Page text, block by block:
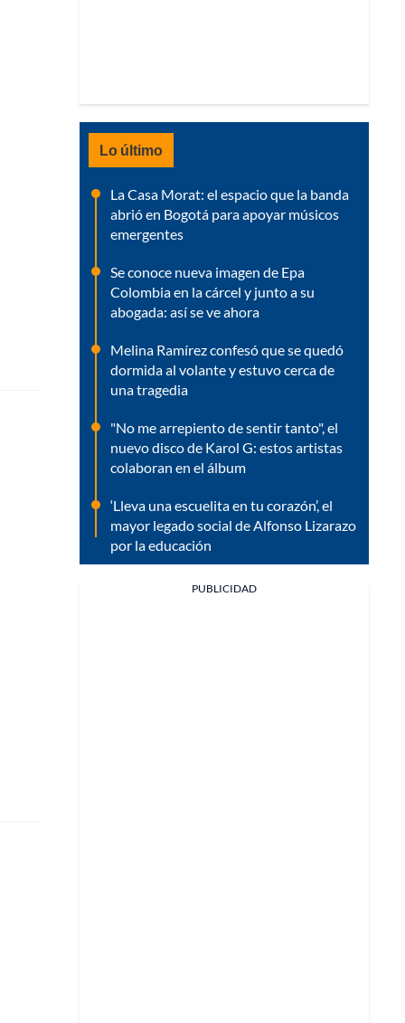
Lo último
La Casa Morat: el espacio que la banda
abrió en Bogotá para apoyar músicos
emergentes
Se conoce nueva imagen de Epa
Colombia en la cárcel y junto a su
abogada: así se ve ahora
Melina Ramírez confesó que se quedó
dormida al volante y estuvo cerca de
una tragedia
"No me arrepiento de sentir tanto", el
nuevo disco de Karol G: estos artistas
colaboran en el álbum
‘Lleva una escuelita en tu corazón’, el
mayor legado social de Alfonso Lizarazo
por la educación
PUBLICIDAD